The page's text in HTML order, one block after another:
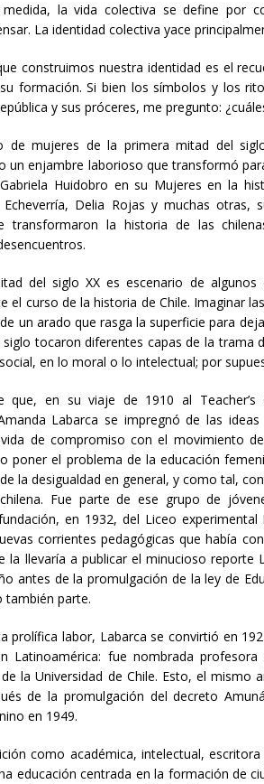
la vida colectiva se define por
La identidad colectiva yace
construimos nuestra identidad es el
formación. Si bien los símbolos y los
y sus próceres, me pregunto:
de mujeres de la primera mitad del
un enjambre laborioso que transformó
Huidobro en su Mujeres en la
Echeverría, Delia Rojas y muchas otras,
transformaron la historia de las
del siglo XX es escenario de
el curso de la historia de Chile. Imaginar
un arado que rasga la superficie para
tocaron diferentes capas de la trama
en lo moral o lo intelectual; por
que, en su viaje de 1910 al
Labarca se impregnó de las
de compromiso con el movimiento
poner el problema de la educación
la desigualdad en general, y como tal,
Fue parte de ese grupo de
en 1932, del Liceo
corrientes pedagógicas que había
la llevaría a publicar el minucioso reporte
antes de la promulgación de la ley de
también parte.
prolífica labor, Labarca se convirtió en
Latinoamérica: fue nombrada
la Universidad de Chile. Esto, el mismo
de la promulgación del decreto
en 1949.
como académica, intelectual,
educación centrada en la formación de